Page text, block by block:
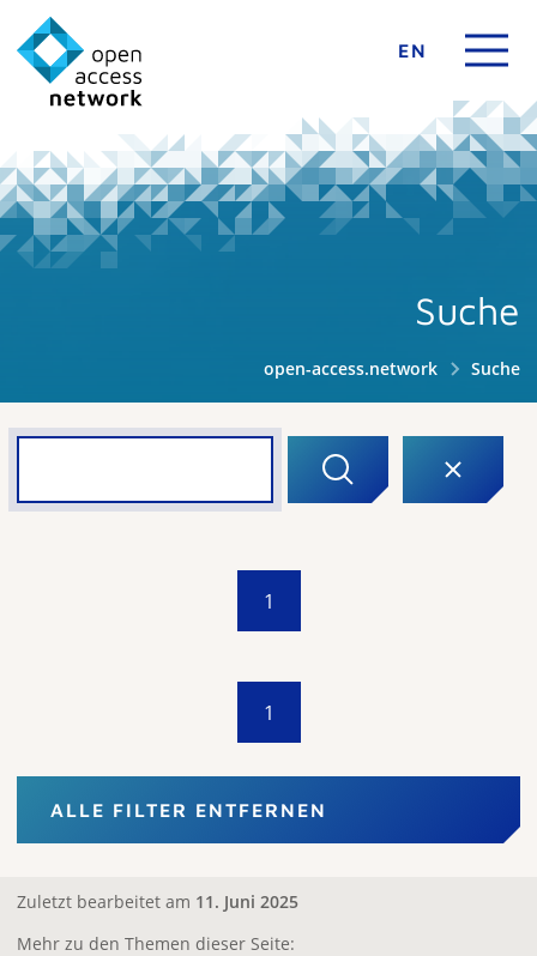
EN
Suche
open-access.network Suche
1
1
ALLE FILTER ENTFERNEN
Zuletzt bearbeitet am 11. Juni 2025
Mehr zu den Themen dieser Seite: